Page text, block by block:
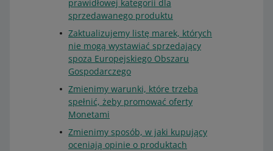
prawidłowej kategorii dla
sprzedawanego produktu
Zaktualizujemy listę marek, których
nie mogą wystawiać sprzedający
spoza Europejskiego Obszaru
Gospodarczego
Zmienimy warunki, które trzeba
spełnić, żeby promować oferty
Monetami
Zmienimy sposób, w jaki kupujący
oceniają opinie o produktach